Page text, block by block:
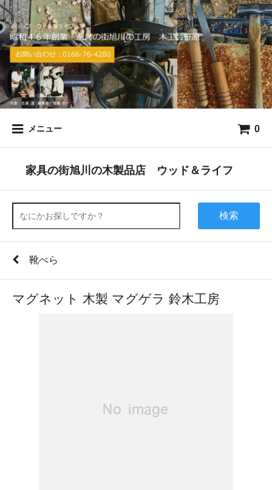
メニュー 0
家具の街旭川の木製品店 ウッド＆ライフ
検索
靴べら
マグネット 木製 マグゲラ 鈴木工房